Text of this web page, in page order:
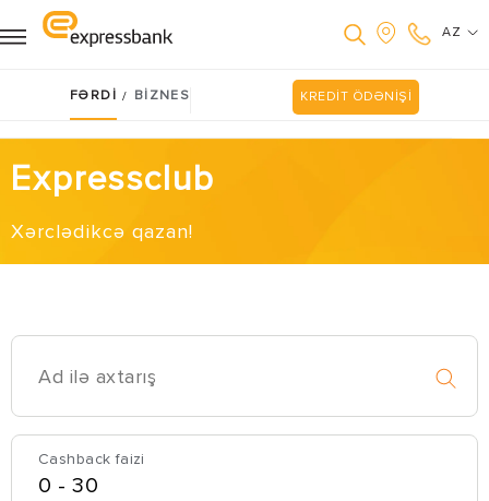
AZ
FƏRDİ / BİZNES KREDİT ÖDƏNİŞİ
Expressclub
Xərclədikcə qazan!
Cashback faizi
0 -30